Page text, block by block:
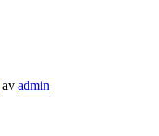
av admin